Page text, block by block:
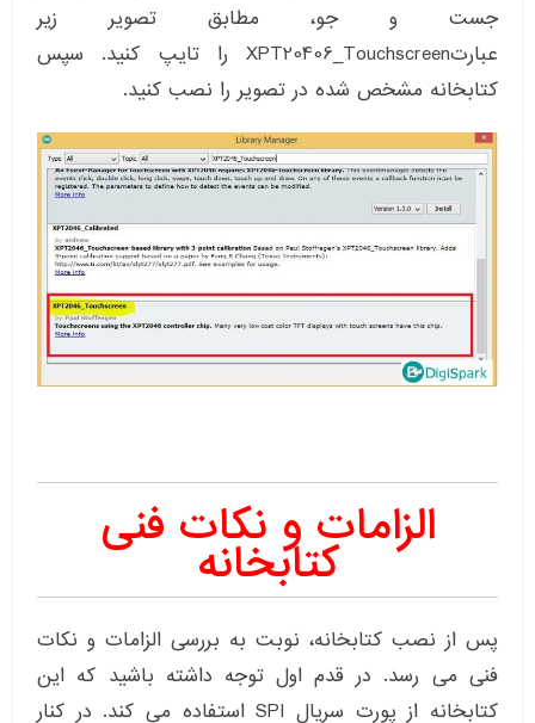
جست و جو، مطابق تصویر زیر
عبارتXPT20406_Touchscreen را تایپ کنید. سپس
کتابخانه مشخص شده در تصویر را نصب کنید.
الزامات و نکات فنی
کتابخانه
پس از نصب کتابخانه، نوبت به بررسی الزامات و نکات
فنی می رسد. در قدم اول توجه داشته باشید که این
کتابخانه از پورت سریال SPI استفاده می کند. در کنار